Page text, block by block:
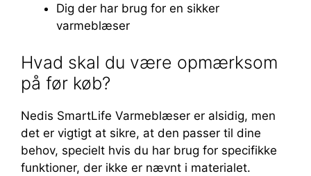
Dig der har brug for en sikker
varmeblæser
Hvad skal du være opmærksom
på før køb?
Nedis SmartLife Varmeblæser er alsidig, men
det er vigtigt at sikre, at den passer til dine
behov, specielt hvis du har brug for specifikke
funktioner, der ikke er nævnt i materialet.